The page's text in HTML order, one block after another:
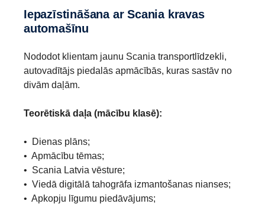
Iepazīstināšana ar Scania kravas
automašīnu
Nododot klientam jaunu Scania transportlīdzekli,
autovadītājs piedalās apmācībās, kuras sastāv no
divām daļām.
Teorētiskā daļa (mācību klasē):
• Dienas plāns;
• Apmācību tēmas;
• Scania Latvia vēsture;
• Viedā digitālā tahogrāfa izmantošanas nianses;
• Apkopju līgumu piedāvājums;